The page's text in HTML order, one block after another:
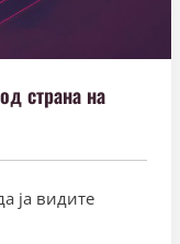
страна на
ја видите